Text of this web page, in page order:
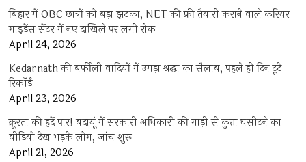
बिहार में OBC छात्रों को बड़ा झटका, NET की फ्री तैयारी कराने वाले करियर
गाइडेंस सेंटर में नए दाखिले पर लगी रोक
April 24, 2026
Kedarnath की बर्फीली वादियों में उमड़ा श्रद्धा का सैलाब, पहले ही दिन टूटे
रिकॉर्ड
April 23, 2026
क्रूरता की हदें पार! बदायूं में सरकारी अधिकारी की गाड़ी से कुत्ता घसीटने का
वीडियो देख भड़के लोग, जांच शुरू
April 21, 2026